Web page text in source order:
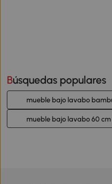
Búsquedas populares
mueble bajo lavabo
mueble bajo lavabo 60 cm